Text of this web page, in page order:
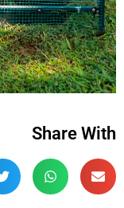
Share With